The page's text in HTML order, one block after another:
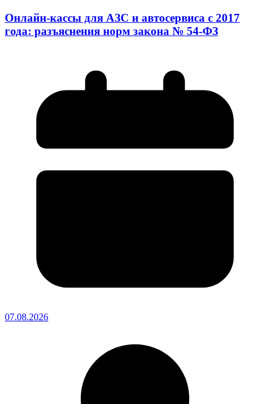
Онлайн-кассы для АЗС и автосервиса с 2017
года: разъяснения норм закона № 54-ФЗ
07.08.2026